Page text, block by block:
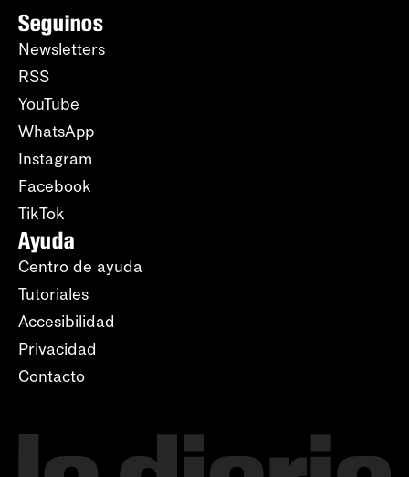
Seguinos
Newsletters
RSS
YouTube
WhatsApp
Instagram
Facebook
TikTok
Ayuda
Centro de ayuda
Tutoriales
Accesibilidad
Privacidad
Contacto